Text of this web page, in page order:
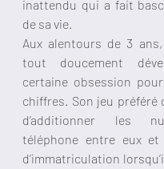
inattendu qui a fait
de sa vie.
Aux alentours de 3
tout doucement
certaine obsession
chiffres. Son jeu préféré
d’additionner les
téléphone entre eux et
d’immatriculation